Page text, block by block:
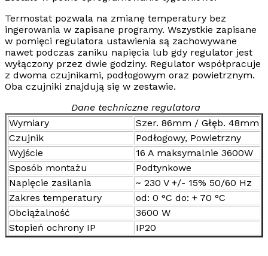
Termostat pozwala na zmianę temperatury bez
ingerowania w zapisane programy. Wszystkie zapisane
w pomięci regulatora ustawienia są zachowywane
nawet podczas zaniku napięcia lub gdy regulator jest
wyłączony przez dwie godziny. Regulator współpracuje
z dwoma czujnikami, podłogowym oraz powietrznym.
Oba czujniki znajdują się w zestawie.
Dane techniczne regulatora
Wymiary
Szer. 86mm / Głęb. 48mm
Czujnik
Podłogowy, Powietrzny
Wyjście
16 A maksymalnie 3600W
Sposób montażu
Podtynkowe
Napięcie zasilania
~ 230 V +/- 15% 50/60 Hz
Zakres temperatury
od: 0 °C do: + 70 °C
Obciążalność
3600 W
Stopień ochrony IP
IP20